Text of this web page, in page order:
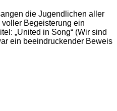
die Jugendlichen aller
Begeisterung ein
„United in Song“ (Wir sind
ein beeindruckender Beweis